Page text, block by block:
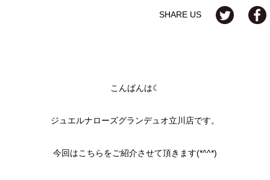
SHARE US
こんばんは☾
ジュエルナローズグランデュオ立川店です。
今回はこちらをご紹介させて頂きます(*^^*)